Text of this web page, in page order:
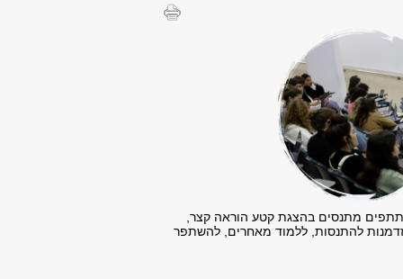
מתנסים בהצגת קטע הוראה קצר,
להתנסות, ללמוד מאחרים, להשתפר